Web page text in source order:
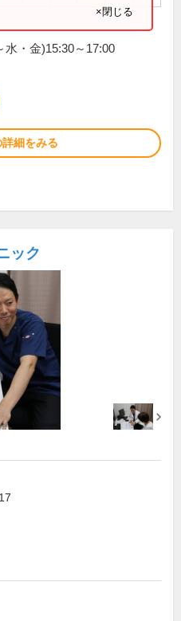
×閉じる
水・金)15:30～17:00
細をみる
ック